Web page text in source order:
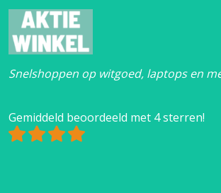
Snelshoppen op witgoed, laptops en
Gemiddeld beoordeeld met 4 sterren!